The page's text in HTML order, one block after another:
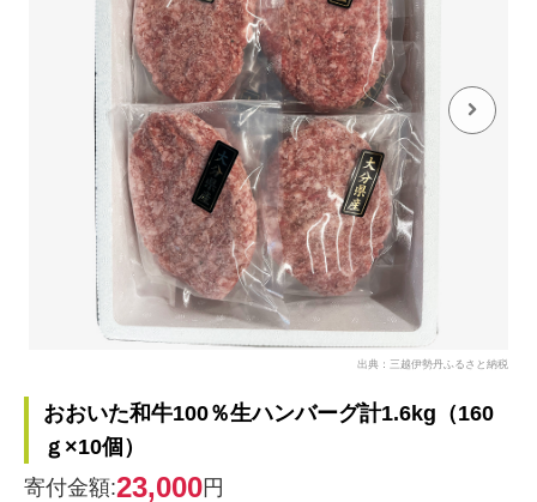
出典：三越伊勢丹ふるさと納税
おおいた和牛100％生ハンバーグ計1.6kg（160
ｇ×10個）
寄付金額:23,000円